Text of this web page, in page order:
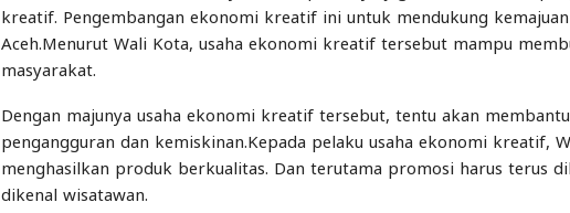
kreatif. Pengembangan ekonomi kreatif ini untuk mendukung
Aceh.Menurut Wali Kota, usaha ekonomi kreatif tersebut mampu
masyarakat.
Dengan majunya usaha ekonomi kreatif tersebut, tentu akan
pengangguran dan kemiskinan.Kepada pelaku usaha ekonomi kreatif,
menghasilkan produk berkualitas. Dan terutama promosi harus terus
dikenal wisatawan.